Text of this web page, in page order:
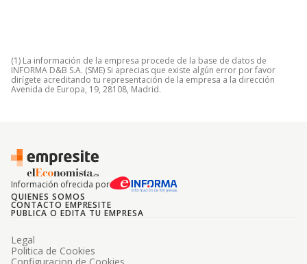
(1) La información de la empresa procede de la base de datos de
INFORMA D&B S.A. (SME) Si aprecias que existe algún error por favor
dirígete acreditando tu representación de la empresa a la dirección
Avenida de Europa, 19, 28108, Madrid.
Información ofrecida por
QUIENES SOMOS
CONTACTO EMPRESITE
PUBLICA O EDITA TU EMPRESA
Legal
Politica de Cookies